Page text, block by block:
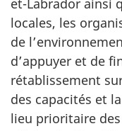
locales, les
de
d’appuyer et de
rétablissement
des capacités et
lieu prioritaire